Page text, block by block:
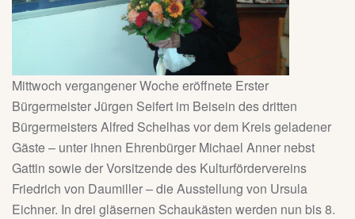
Mittwoch vergangener Woche eröffnete Erster
Bürgermeister Jürgen Seifert im Beisein des dritten
Bürgermeisters Alfred Schelhas vor dem Kreis geladener
Gäste – unter ihnen Ehrenbürger Michael Anner nebst
Gattin sowie der Vorsitzende des Kulturfördervereins
Friedrich von Daumiller – die Ausstellung von Ursula
Eichner. In drei gläsernen Schaukästen werden nun bis 8.